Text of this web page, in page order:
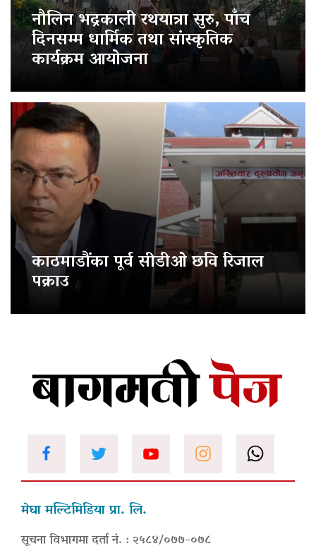
नौलिन भद्रकाली रथयात्रा सुरु, पाँच
दिनसम्म धार्मिक तथा सांस्कृतिक
कार्यक्रम आयोजना
काठमाडौंका पूर्व सीडीओ छवि रिजाल
पक्राउ
मेघा मल्टिमिडिया प्रा. लि.
सूचना विभागमा दर्ता नं. : २५८४/०७७-०७८